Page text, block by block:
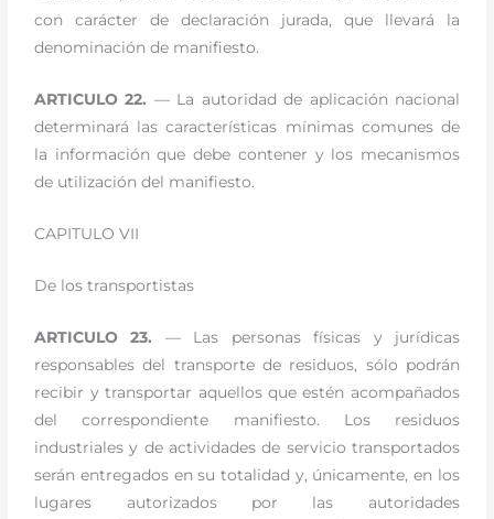
con carácter de declaración jurada, que llevará la
denominación de manifiesto.
ARTICULO 22. — La autoridad de aplicación nacional
determinará las características mínimas comunes de
la información que debe contener y los mecanismos
de utilización del manifiesto.
CAPITULO VII
De los transportistas
ARTICULO 23. — Las personas físicas y jurídicas
responsables del transporte de residuos, sólo podrán
recibir y transportar aquellos que estén acompañados
del correspondiente manifiesto. Los residuos
industriales y de actividades de servicio transportados
serán entregados en su totalidad y, únicamente, en los
lugares autorizados por las autoridades